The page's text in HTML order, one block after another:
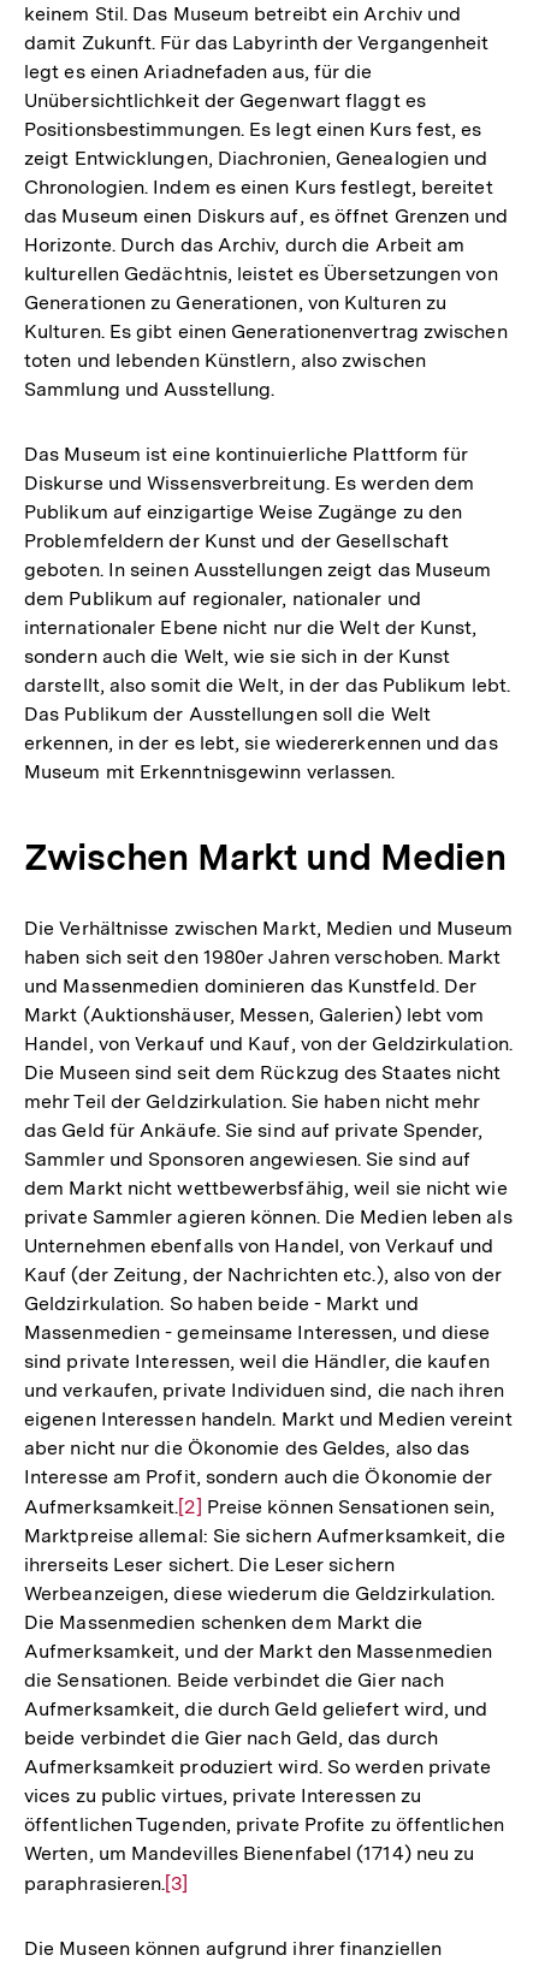
der
Fußnote
keinem Stil. Das Museum betreibt ein Archiv und
damit Zukunft. Für das Labyrinth der Vergangenheit
legt es einen Ariadnefaden aus, für die
Unübersichtlichkeit der Gegenwart flaggt es
Positionsbestimmungen. Es legt einen Kurs fest, es
zeigt Entwicklungen, Diachronien, Genealogien und
Chronologien. Indem es einen Kurs festlegt, bereitet
das Museum einen Diskurs auf, es öffnet Grenzen und
Horizonte. Durch das Archiv, durch die Arbeit am
kulturellen Gedächtnis, leistet es Übersetzungen von
Generationen zu Generationen, von Kulturen zu
Kulturen. Es gibt einen Generationenvertrag zwischen
toten und lebenden Künstlern, also zwischen
Sammlung und Ausstellung.
Das Museum ist eine kontinuierliche Plattform für
Diskurse und Wissensverbreitung. Es werden dem
Publikum auf einzigartige Weise Zugänge zu den
Problemfeldern der Kunst und der Gesellschaft
geboten. In seinen Ausstellungen zeigt das Museum
dem Publikum auf regionaler, nationaler und
internationaler Ebene nicht nur die Welt der Kunst,
sondern auch die Welt, wie sie sich in der Kunst
darstellt, also somit die Welt, in der das Publikum lebt.
Das Publikum der Ausstellungen soll die Welt
erkennen, in der es lebt, sie wiedererkennen und das
Museum mit Erkenntnisgewinn verlassen.
Zwischen Markt und Medien
Die Verhältnisse zwischen Markt, Medien und Museum
haben sich seit den 1980er Jahren verschoben. Markt
und Massenmedien dominieren das Kunstfeld. Der
Markt (Auktionshäuser, Messen, Galerien) lebt vom
Handel, von Verkauf und Kauf, von der Geldzirkulation.
Die Museen sind seit dem Rückzug des Staates nicht
mehr Teil der Geldzirkulation. Sie haben nicht mehr
das Geld für Ankäufe. Sie sind auf private Spender,
Sammler und Sponsoren angewiesen. Sie sind auf
dem Markt nicht wettbewerbsfähig, weil sie nicht wie
private Sammler agieren können. Die Medien leben als
Unternehmen ebenfalls von Handel, von Verkauf und
Kauf (der Zeitung, der Nachrichten etc.), also von der
Geldzirkulation. So haben beide - Markt und
Massenmedien - gemeinsame Interessen, und diese
sind private Interessen, weil die Händler, die kaufen
und verkaufen, private Individuen sind, die nach ihren
eigenen Interessen handeln. Markt und Medien vereint
aber nicht nur die Ökonomie des Geldes, also das
Interesse am Profit, sondern auch die Ökonomie der
Aufmerksamkeit.Zur
Auflösung
der
Fußnote
[2] Preise können Sensationen sein,
Marktpreise allemal: Sie sichern Aufmerksamkeit, die
ihrerseits Leser sichert. Die Leser sichern
Werbeanzeigen, diese wiederum die Geldzirkulation.
Die Massenmedien schenken dem Markt die
Aufmerksamkeit, und der Markt den Massenmedien
die Sensationen. Beide verbindet die Gier nach
Aufmerksamkeit, die durch Geld geliefert wird, und
beide verbindet die Gier nach Geld, das durch
Aufmerksamkeit produziert wird. So werden private
vices zu public virtues, private Interessen zu
öffentlichen Tugenden, private Profite zu öffentlichen
Werten, um Mandevilles Bienenfabel (1714) neu zu
paraphrasieren.Zur
der
[3]
Die Museen können aufgrund ihrer finanziellen